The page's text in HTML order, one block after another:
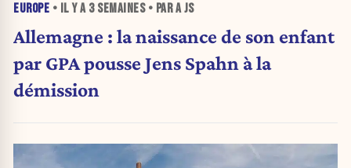
EUROPE • IL Y A 3 SEMAINES• PAR A JS
Allemagne : la naissance de son enfant
par GPA pousse Jens Spahn à la
démission